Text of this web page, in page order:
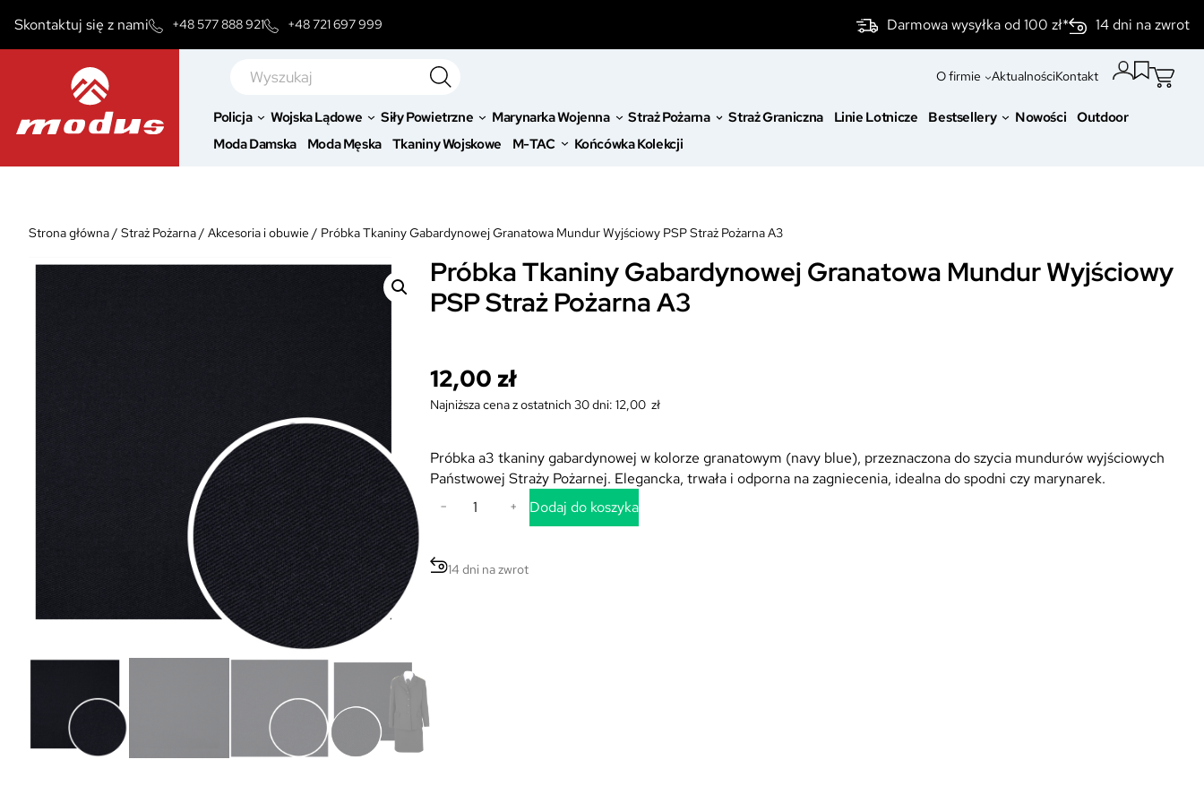
do
treści
Skontaktuj się z nami +48 577 888 921 +48 721 697 999 Darmowa wysyłka od 100 zł* 14 dni na zwrot
Szukaj O firmie AktualnościKontakt
Policja Wojska Lądowe Siły Powietrzne Marynarka Wojenna Straż Pożarna Straż Graniczna Linie Lotnicze Bestsellery Nowości
Outdoor
Moda Damska
Moda Męska Tkaniny Wojskowe M-TAC Końcówka Kolekcji
Strona główna/ Straż Pożarna/ Akcesoria i obuwie / Próbka Tkaniny Gabardynowej Granatowa Mundur Wyjściowy PSP Straż Pożarna A3
Próbka Tkaniny Gabardynowej Granatowa Mundur Wyjściowy
PSP Straż Pożarna A3
12,00 zł
Najniższa cena z ostatnich 30 dni: 12,00 zł
Próbka a3 tkaniny gabardynowej w kolorze granatowym (navy blue), przeznaczona do szycia mundurów wyjściowych
Państwowej Straży Pożarnej. Elegancka, trwała i odporna na zagniecenia, idealna do spodni czy marynarek.
ś
T
− + Dodaj do koszyka
14 dni na zwrot